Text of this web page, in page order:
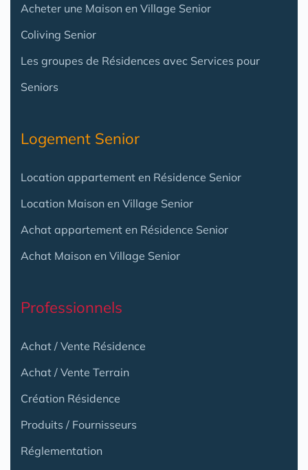
Acheter une Maison en Village Senior
Coliving Senior
Les groupes de Résidences avec Services pour
Seniors
Logement Senior
Location appartement en Résidence Senior
Location Maison en Village Senior
Achat appartement en Résidence Senior
Achat Maison en Village Senior
Professionnels
Achat / Vente Résidence
Achat / Vente Terrain
Création Résidence
Produits / Fournisseurs
Réglementation